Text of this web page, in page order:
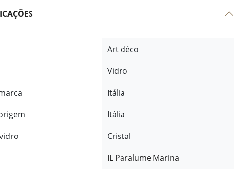
Art déco
Vidro
Itália
Itália
Cristal
IL Paralume Marina